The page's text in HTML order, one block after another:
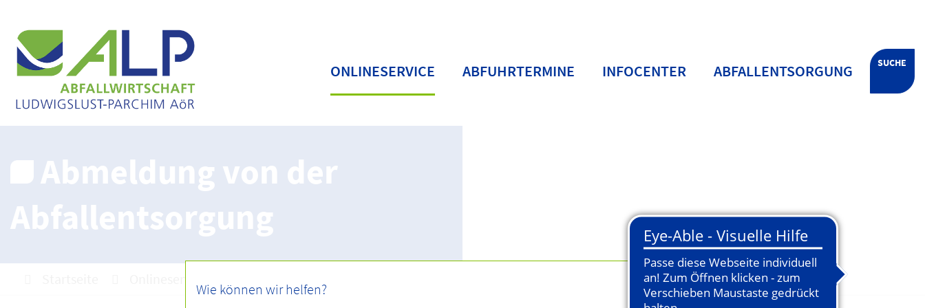
SUCHE
ONLINESERVICE ABFUHRTERMINE INFOCENTER ABFALLENTSORGUNG
Abmeldung von der
Abfallentsorgung